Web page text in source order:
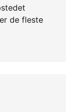
de fleste